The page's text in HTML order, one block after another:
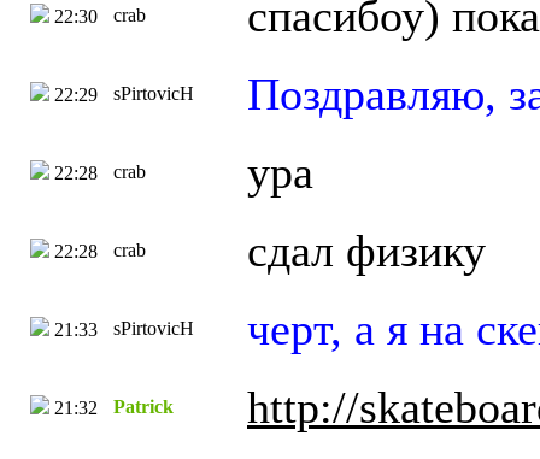
22:30 crab спасибоу)
22:29 sPirtovicH Поздравляю,
22:28 crab ура
22:28 crab сдал физику
21:33 sPirtovicH черт, а я на
21:32 Patrick http://